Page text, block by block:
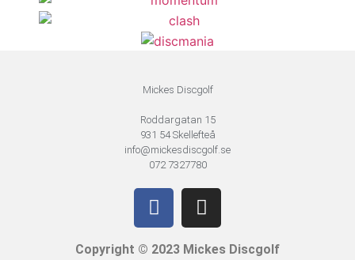
Mickes Discgolf
Roddargatan 15
931 54 Skellefteå
info@mickesdiscgolf.se
072 7327780
Copyright © 2023 Mickes Discgolf